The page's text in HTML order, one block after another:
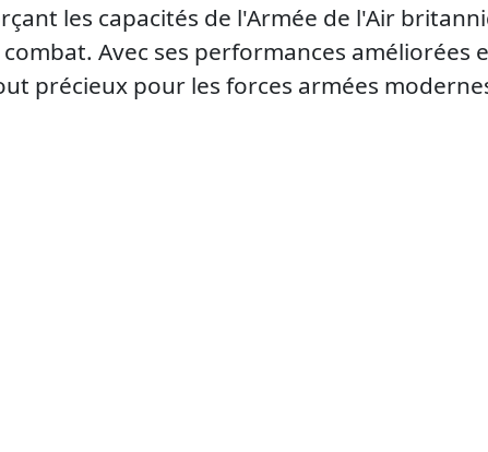
les capacités de l'Armée de l'Air
Avec ses performances améliorées
précieux pour les forces armées